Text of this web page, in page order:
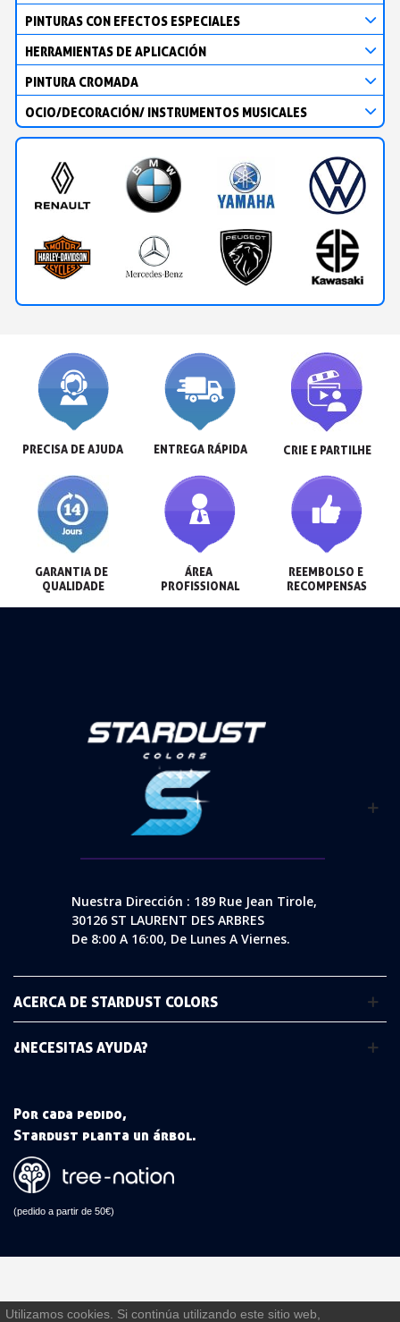
PINTURAS CON EFECTOS ESPECIALES
HERRAMIENTAS DE APLICACIÓN
PINTURA CROMADA
OCIO/DECORACIÓN/ INSTRUMENTOS MUSICALES
PRECISA DE AJUDA ENTREGA RÁPIDA CRIE E PARTILHE
GARANTIA DE
QUALIDADE
ÁREA
PROFISSIONAL
REEMBOLSO E
RECOMPENSAS
Nuestra Dirección : 189 Rue Jean Tirole,
30126 ST LAURENT DES ARBRES
De 8:00 A 16:00, De Lunes A Viernes.
ACERCA DE STARDUST COLORS
¿NECESITAS AYUDA?
Por cada pedido,
Stardust planta un árbol.
(pedido a partir de 50€)
Utilizamos cookies. Si continúa utilizando este sitio web,